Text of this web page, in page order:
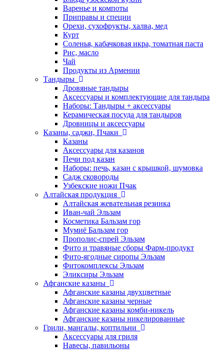
Варенье и компоты
Приправы и специи
Орехи, сухофрукты, халва, мед
Курт
Соленья, кабачковая икра, томатная паста
Рис, масло
Чай
Продукты из Армении
Тандыры
Дровяные тандыры
Аксессуары и комплектующие для тандыра
Наборы: Тандыры + аксессуары
Керамическая посуда для тандыров
Дровницы и аксессуары
Казаны, саджи, Пчаки
Казаны
Аксессуары для казанов
Печи под казан
Наборы: печь, казан с крышкой, шумовка
Садж сковороды
Узбекские ножи Пчак
Алтайская продукция
Алтайская жевательная резинка
Иван-чай Эльзам
Косметика Бальзам гор
Мумиё Бальзам гор
Прополис-спрей Эльзам
Фито и травяные сборы Фарм-продукт
Фито-ягодные сиропы Эльзам
Фитокомплексы Эльзам
Эликсиры Эльзам
Афганские казаны
Афганские казаны двухцветные
Афганские казаны черные
Афганские казаны комби-никель
Афганские казаны никелированные
Грили, мангалы, коптильни
Аксессуары для гриля
Навесы, павильоны